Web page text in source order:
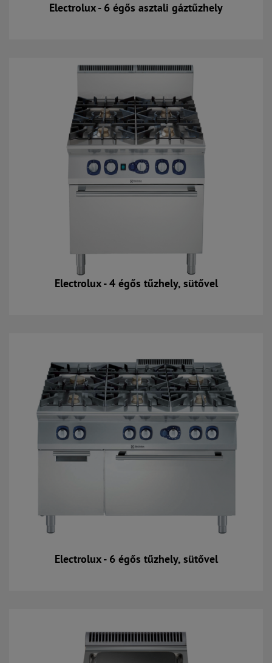
Electrolux - 6 égős asztali gáztűzhely
Electrolux - 4 égős tűzhely, sütővel
Electrolux - 6 égős tűzhely, sütővel